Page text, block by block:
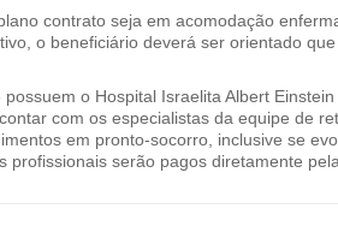
contrato seja em acomodação
o beneficiário deverá ser orientado
o Hospital Israelita Albert
com os especialistas da equipe de
em pronto-socorro, inclusive se
profissionais serão pagos diretamente